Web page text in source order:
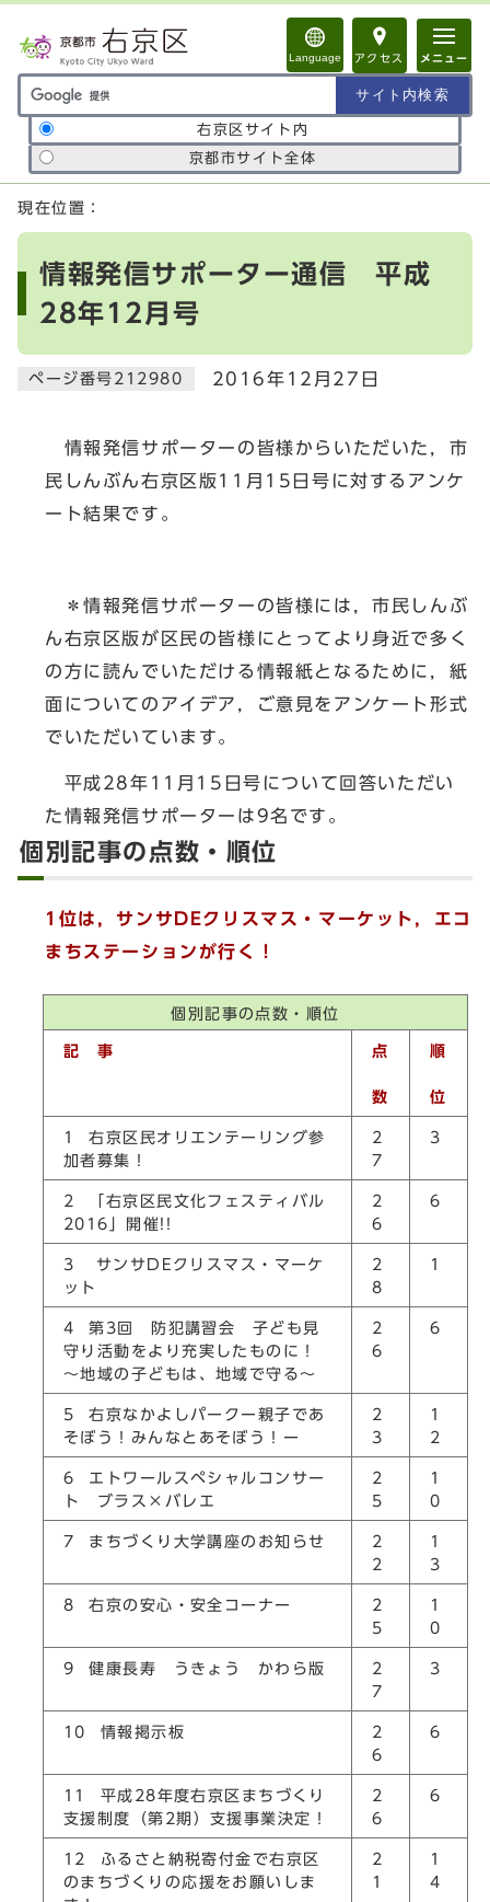
Language アクセス メニュー
サイト内検索の範囲
右京区サイト内
京都市サイト全体
ここから本文です
現在位置：
情報発信サポーター通信 平成
28年12月号
ページ番号212980 2016年12月27日
情報発信サポーターの皆様からいただいた，市
民しんぶん右京区版11月15日号に対するアンケ
ート結果です。
＊情報発信サポーターの皆様には，市民しんぶ
ん右京区版が区民の皆様にとってより身近で多く
の方に読んでいただける情報紙となるために，紙
面についてのアイデア，ご意見をアンケート形式
でいただいています。
平成28年11月15日号について回答いただい
た情報発信サポーターは9名です。
個別記事の点数・順位
1位は， サンサDEクリスマス・マーケット，エコ
まちステーションが行く！
個別記事の点数・順位
記 事 点
数
順
位
1 右京区民オリエンテーリング参
加者募集！
2
7
3
2 「右京区民文化フェスティバル
2016」開催!!
2
6
6
3 サンサDEクリスマス・マーケ
ット
2
8
1
4 第3回 防犯講習会 子ども見
守り活動をより充実したものに！
～地域の子どもは、地域で守る～
2
6
6
5 右京なかよしパークー親子であ
そぼう！みんなとあそぼう！ー
2
3
1
2
6 エトワールスペシャルコンサー
ト ブラス×バレエ
2
5
1
0
7 まちづくり大学講座のお知らせ
2
2
1
3
8 右京の安心・安全コーナー
2
5
1
0
9 健康長寿 うきょう かわら版
2
7
3
10 情報掲示板
2
6
6
11 平成28年度右京区まちづくり
支援制度（第2期）支援事業決定！
2
6
6
12 ふるさと納税寄付金で右京区
のまちづくりの応援をお願いしま
2
1
1
4